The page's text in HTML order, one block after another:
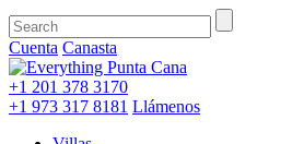
Cuenta Canasta
+1 201 378 3170
+1 973 317 8181 Llámenos